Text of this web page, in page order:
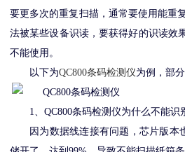
要更多次的重复扫描，通常要使用能重
法被某些设备识读，要获得好的识读效
不能使用。
以下为QC800条码检测仪为例，部
1、QC800条码检测仪为什么不能识
因为数据线连接有问题，芯片版本